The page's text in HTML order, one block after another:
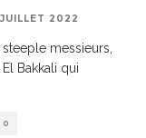
2022
messieurs,
Bakkali qui
0